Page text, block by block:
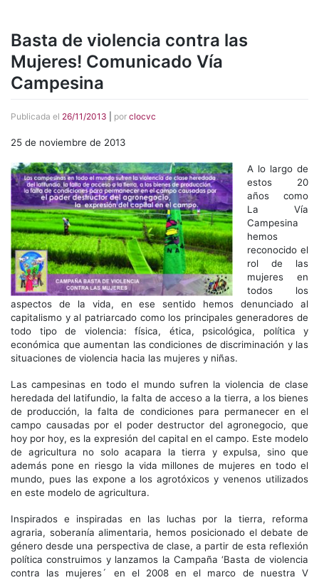
Basta de violencia contra las
Mujeres! Comunicado Vía
Campesina
Publicada el 26/11/2013 por clocvc
25 de noviembre de 2013
A lo largo de
estos 20
años como
La Vía
Campesina
hemos
reconocido el
rol de las
mujeres en
todos los
aspectos de la vida, en ese sentido hemos denunciado al
capitalismo y al patriarcado como los principales generadores de
todo tipo de violencia: física, ética, psicológica, política y
económica que aumentan las condiciones de discriminación y las
situaciones de violencia hacia las mujeres y niñas.
Las campesinas en todo el mundo sufren la violencia de clase
heredada del latifundio, la falta de acceso a la tierra, a los bienes
de producción, la falta de condiciones para permanecer en el
campo causadas por el poder destructor del agronegocio, que
hoy por hoy, es la expresión del capital en el campo. Este modelo
de agricultura no solo acapara la tierra y expulsa, sino que
además pone en riesgo la vida millones de mujeres en todo el
mundo, pues las expone a los agrotóxicos y venenos utilizados
en este modelo de agricultura.
Inspirados e inspiradas en las luchas por la tierra, reforma
agraria, soberanía alimentaria, hemos posicionado el debate de
género desde una perspectiva de clase, a partir de esta reflexión
política construimos y lanzamos la Campaña ‘Basta de violencia
contra las mujeres´ en el 2008 en el marco de nuestra V